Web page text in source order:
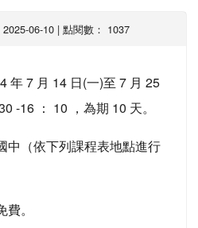
2025-06-10 | 點閱數： 1037
年 7 月 14 日(一)至 7 月 25
-16 ： 10 ，為期 10 天。
中（依下列課程表地點進行
。